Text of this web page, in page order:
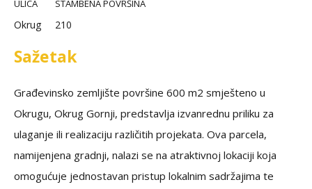
ULICA
Okrug
STAMBENA POVRŠINA
210
Sažetak
Građevinsko zemljište površine 600 m2 smješteno u
Okrugu, Okrug Gornji, predstavlja izvanrednu priliku za
ulaganje ili realizaciju različitih projekata. Ova parcela,
namijenjena gradnji, nalazi se na atraktivnoj lokaciji koja
omogućuje jednostavan pristup lokalnim sadržajima te